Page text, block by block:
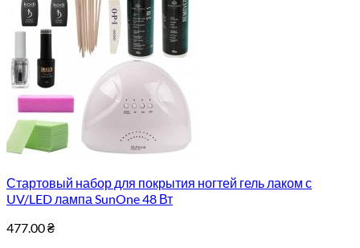
Стартовый набор для покрытия ногтей гель лаком с
UV/LED лампа SunOne 48 Вт
477.00₴